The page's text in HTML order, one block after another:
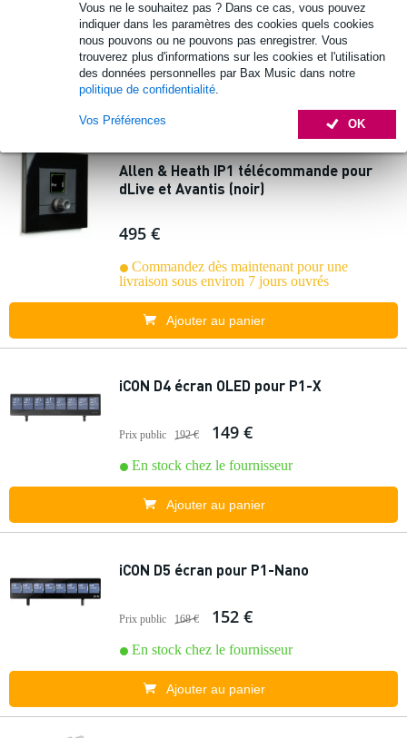
Vous ne le souhaitez pas ? Dans ce cas, vous pouvez
indiquer dans les paramètres des cookies quels cookies
nous pouvons ou ne pouvons pas enregistrer. Vous
trouverez plus d'informations sur les cookies et l'utilisation
des données personnelles par Bax Music dans notre
politique de confidentialité.
OK
Vos Préférences
Prix public 107 € 64 €
Commandez dès maintenant pour une
livraison sous environ 5 jours ouvrés
Allen & Heath IP1 télécommande pour
dLive et Avantis (noir)
495 €
Commandez dès maintenant pour une
livraison sous environ 7 jours ouvrés
Ajouter au panier
iCON D4 écran OLED pour P1-X
Prix public 192 € 149 €
En stock chez le fournisseur
Ajouter au panier
iCON D5 écran pour P1-Nano
Prix public 168 € 152 €
En stock chez le fournisseur
Ajouter au panier